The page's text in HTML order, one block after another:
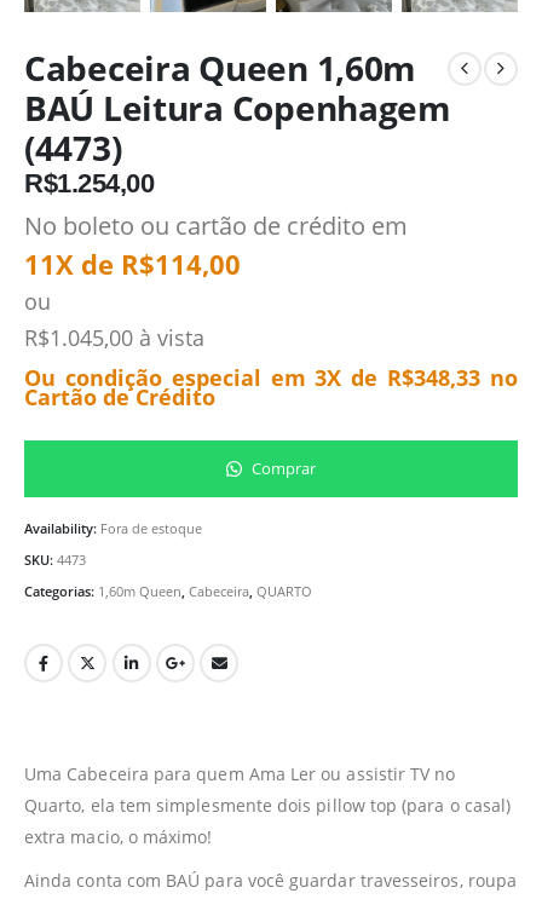
Cabeceira Queen 1,60m
BAÚ Leitura Copenhagem
(4473)
R$1.254,00
No boleto ou cartão de crédito em
11X de R$114,00
ou
R$1.045,00 à vista
Ou condição especial em 3X de R$348,33 no
Cartão de Crédito
Comprar
Availability: Fora de estoque
SKU: 4473
Categorias: 1,60m Queen Cabeceira QUARTO
Uma Cabeceira para quem Ama Ler ou assistir TV no
Quarto, ela tem simplesmente dois pillow top (para o casal)
extra macio, o máximo!
Ainda conta com BAÚ para você guardar travesseiros, roupa